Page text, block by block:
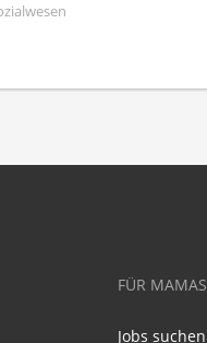
FÜR MAMAS
Jobs suchen